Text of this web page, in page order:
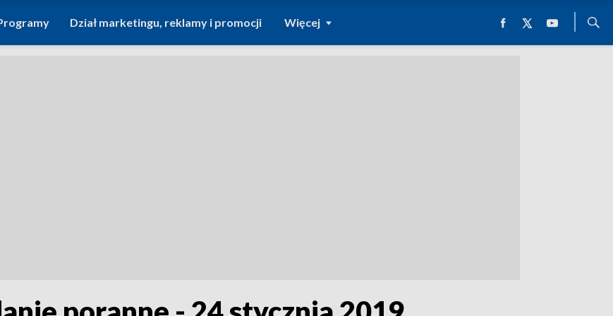
Dział marketingu, reklamy i promocji Więcej